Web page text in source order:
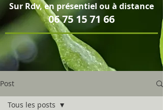
Sur Rdv, en présentiel ou à distance
06 75 15 71 66
Post
Tous les posts